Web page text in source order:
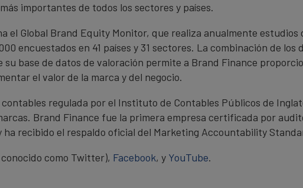
importantes de todos los sectores y países.
el Global Brand Equity Monitor, que realiza anualmente estudios
encuestados en 41 países y 31 sectores. La combinación de
base de datos de valoración permite a Brand Finance
el valor de la marca y del negocio.
regulada por el Instituto de Contables Públicos de
Brand Finance fue la primera empresa certificada por
ha recibido el respaldo oficial del Marketing Accountability
como Twitter), Facebook, y YouTube.